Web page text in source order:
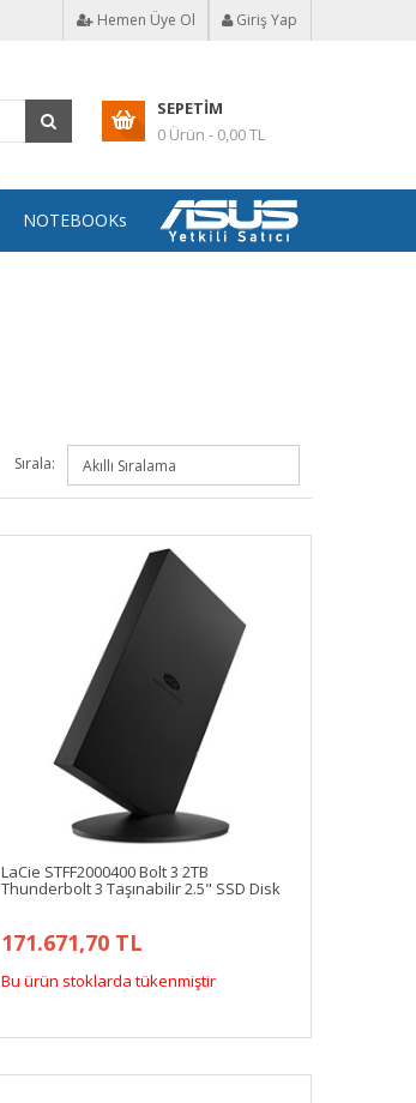
Hemen Üye Ol Giriş Yap
SEPETIM
0 Ürün - 0,00 TL
NOTEBOOKs
Sırala:
LaCie STFF2000400 Bolt 3 2TB
Thunderbolt 3 Taşınabilir 2.5" SSD Disk
171.671,70 TL
Bu ürün stoklarda tükenmiştir